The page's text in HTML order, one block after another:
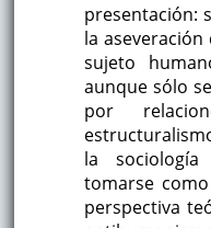
presentación:
la
sujeto
aunque sólo
por
la
tomarse
perspectiva